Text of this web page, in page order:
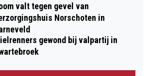
valt tegen gevel van
Norschoten in
gewond bij valpartij in